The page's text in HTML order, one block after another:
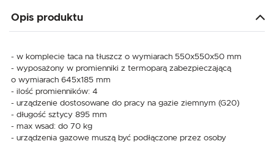
Opis produktu
- w komplecie taca na tłuszcz o wymiarach 550x550x50 mm
- wyposażony w promienniki z termoparą zabezpieczającą
o wymiarach 645x185 mm
- ilość promienników: 4
- urządzenie dostosowane do pracy na gazie ziemnym (G20)
- długość sztycy 895 mm
- max wsad: do 70 kg
- urządzenia gazowe muszą być podłączone przez osoby